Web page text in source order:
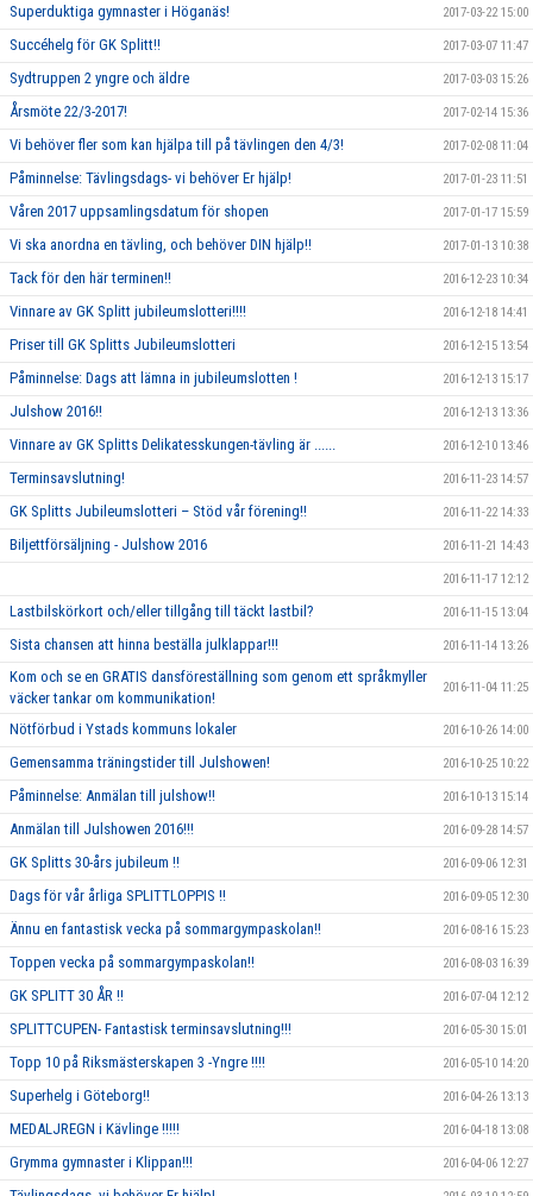
Superduktiga gymnaster i Höganäs! 2017-03-22 15:00
Succéhelg för GK Splitt!! 2017-03-07 11:47
Sydtruppen 2 yngre och äldre 2017-03-03 15:26
Årsmöte 22/3-2017! 2017-02-14 15:36
Vi behöver fler som kan hjälpa till på tävlingen den 4/3! 2017-02-08 11:04
Påminnelse: Tävlingsdags- vi behöver Er hjälp! 2017-01-23 11:51
Våren 2017 uppsamlingsdatum för shopen 2017-01-17 15:59
Vi ska anordna en tävling, och behöver DIN hjälp!! 2017-01-13 10:38
Tack för den här terminen!! 2016-12-23 10:34
Vinnare av GK Splitt jubileumslotteri!!!! 2016-12-18 14:41
Priser till GK Splitts Jubileumslotteri 2016-12-15 13:54
Påminnelse: Dags att lämna in jubileumslotten ! 2016-12-13 15:17
Julshow 2016!! 2016-12-13 13:36
Vinnare av GK Splitts Delikatesskungen-tävling är ...... 2016-12-10 13:46
Terminsavslutning! 2016-11-23 14:57
GK Splitts Jubileumslotteri – Stöd vår förening!! 2016-11-22 14:33
Biljettförsäljning - Julshow 2016 2016-11-21 14:43
2016-11-17 12:12
Lastbilskörkort och/eller tillgång till täckt lastbil? 2016-11-15 13:04
Sista chansen att hinna beställa julklappar!!! 2016-11-14 13:26
Kom och se en GRATIS dansföreställning som genom ett språkmyller
väcker tankar om kommunikation!
2016-11-04 11:25
Nötförbud i Ystads kommuns lokaler 2016-10-26 14:00
Gemensamma träningstider till Julshowen! 2016-10-25 10:22
Påminnelse: Anmälan till julshow!! 2016-10-13 15:14
Anmälan till Julshowen 2016!!! 2016-09-28 14:57
GK Splitts 30-års jubileum !! 2016-09-06 12:31
Dags för vår årliga SPLITTLOPPIS !! 2016-09-05 12:30
Ännu en fantastisk vecka på sommargympaskolan!! 2016-08-16 15:23
Toppen vecka på sommargympaskolan!! 2016-08-03 16:39
GK SPLITT 30 ÅR !! 2016-07-04 12:12
SPLITTCUPEN- Fantastisk terminsavslutning!!! 2016-05-30 15:01
Topp 10 på Riksmästerskapen 3 -Yngre !!!! 2016-05-10 14:20
Superhelg i Göteborg!! 2016-04-26 13:13
MEDALJREGN i Kävlinge !!!!! 2016-04-18 13:08
Grymma gymnaster i Klippan!!! 2016-04-06 12:27